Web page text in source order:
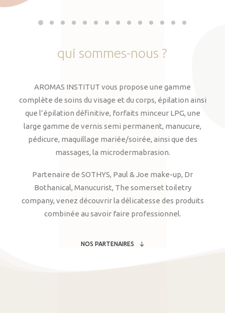
qui sommes-nous ?
AROMAS INSTITUT vous propose une gamme
complète de soins du visage et du corps, épilation ainsi
que l’épilation définitive, forfaits minceur LPG, une
large gamme de vernis semi permanent, manucure,
pédicure, maquillage mariée/soirée, ainsi que des
massages, la microdermabrasion.
Partenaire de SOTHYS, Paul & Joe make-up, Dr
Bothanical, Manucurist, The somerset toiletry
company, venez découvrir la délicatesse des produits
combinée au savoir faire professionnel.
NOS PARTENAIRES